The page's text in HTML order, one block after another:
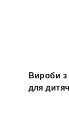
Вироби з
для